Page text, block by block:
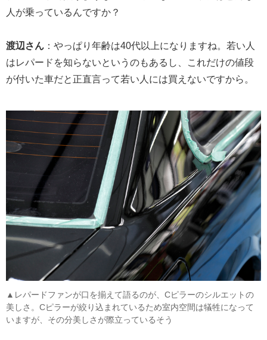
人が乗っているんですか？
渡辺さん ：やっぱり年齢は40代以上になりますね。若い人
はレパードを知らないというのもあるし、これだけの値段
が付いた車だと正直言って若い人には買えないですから。
▲レパードファンが口を揃えて語るのが、Cピラーのシルエットの
美しさ。Cピラーが絞り込まれているため室内空間は犠牲になって
いますが、その分美しさが際立っているそう